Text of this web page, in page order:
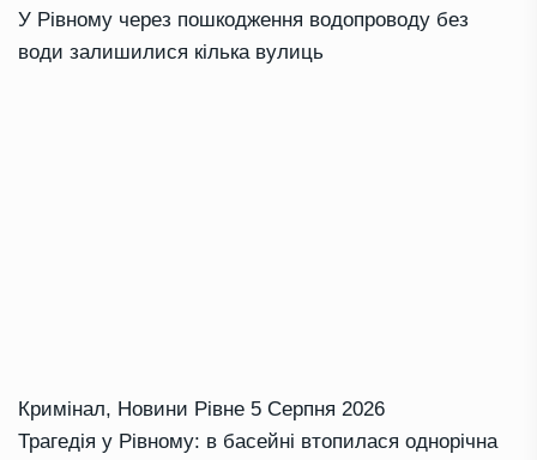
У Рівному через пошкодження водопроводу без
води залишилися кілька вулиць
Кримінал, Новини Рівне 5 Серпня 2026
Трагедія у Рівному: в басейні втопилася однорічна